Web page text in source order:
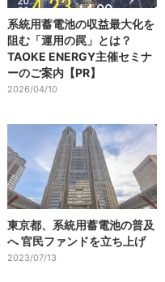
系統用蓄電池の収益最大化を
阻む「運用の罠」とは？
TAOKE ENERGY主催セミナ
ーのご案内【PR】
2026/04/10
東京都、系統用蓄電池の普及
へ 官民ファンドを立ち上げ
2023/07/13